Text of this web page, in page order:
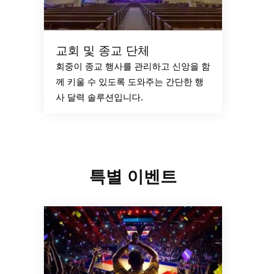
교회 및 종교 단체
회중이 종교 행사를 관리하고 신앙을 함
께 키울 수 있도록 도와주는 간단한 행
사 달력 솔루션입니다.
특별 이벤트